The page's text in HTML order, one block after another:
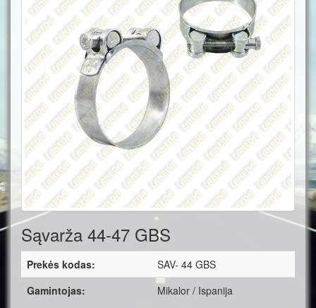
Sąvarža 44-47 GBS
Prekės kodas:
SAV- 44 GBS
Gamintojas:
Mikalor / Ispanija